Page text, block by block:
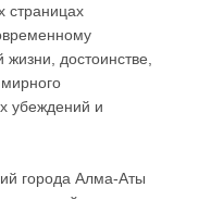
страницах
достоинстве,
убеждений и
города Алма-Аты